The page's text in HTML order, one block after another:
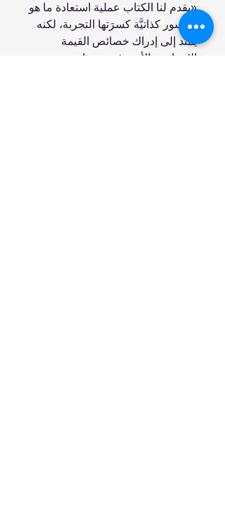
«يقدم لنا الكتاب عملية استعادة ما هو
مكسور كذاتيَّة كسرَتها التجربة، لكنه
يمتد إلى إدراك خصائص القيمة
الإنسانية والأدب في حد ذاته». -